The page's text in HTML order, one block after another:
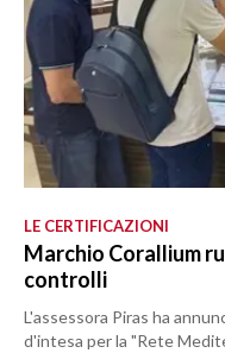
LE CERTIFICAZIONI
Marchio Corallium
controlli
L'assessora Piras ha
d'intesa per la "Rete